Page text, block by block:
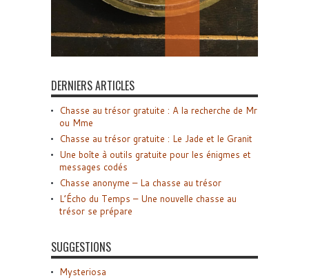
DERNIERS ARTICLES
Chasse au trésor gratuite : A la recherche de Mr
ou Mme
Chasse au trésor gratuite : Le Jade et le Granit
Une boîte à outils gratuite pour les énigmes et
messages codés
Chasse anonyme – La chasse au trésor
L’Écho du Temps – Une nouvelle chasse au
trésor se prépare
SUGGESTIONS
Mysteriosa